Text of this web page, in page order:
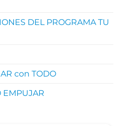
DEL PROGRAMA TU
con TODO
EMPUJAR